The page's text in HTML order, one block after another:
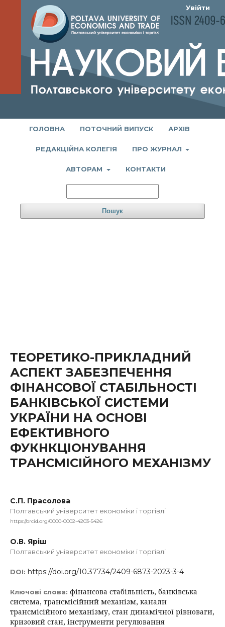
ГОЛОВНА ПОТОЧНИЙ ВИПУСК АРХІВ
РЕДАКЦІЙНА КОЛЕГІЯ ПРО ЖУРНАЛ
АВТОРАМ КОНТАКТИ
Пошук
Увійти
ТЕОРЕТИКО-ПРИКЛАДНИЙ
АСПЕКТ ЗАБЕЗПЕЧЕННЯ
ФІНАНСОВОЇ СТАБІЛЬНОСТІ
БАНКІВСЬКОЇ СИСТЕМИ
УКРАЇНИ НА ОСНОВІ
ЕФЕКТИВНОГО
ФУКНКЦІОНУВАННЯ
ТРАНСМІСІЙНОГО МЕХАНІЗМУ
С.П. Прасолова
Полтавський університет економіки і торгівлі
https://orcid.org/0000-0002-4203-5426
О.В. Яріш
Полтавський університет економіки і торгівлі
DOI: https://doi.org/10.37734/2409-6873-2023-3-4
Ключові слова: фінансова стабільність, банківська
система, трансмісійний механізм, канали
трансмісійного механізму, стан динамічної рівноваги,
кризовий стан, інструменти регулювання